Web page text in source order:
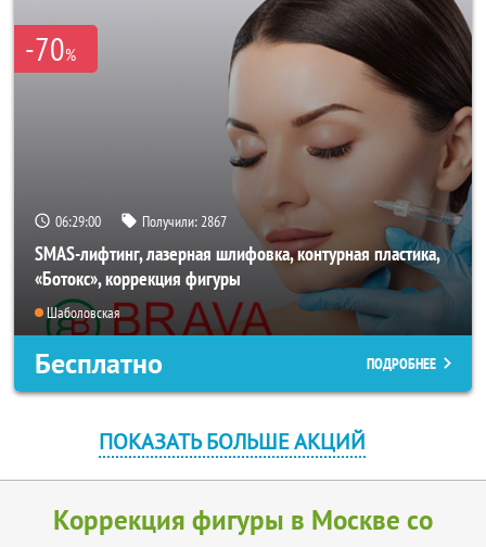
-70%
06:28:57 Получили: 2867
SMAS-лифтинг, лазерная шлифовка, контурная пластика,
«Ботокс», коррекция фигуры
Шаболовская
Бесплатно ПОДРОБНЕЕ
ПОКАЗАТЬ БОЛЬШЕ АКЦИЙ
Коррекция фигуры в Москве со